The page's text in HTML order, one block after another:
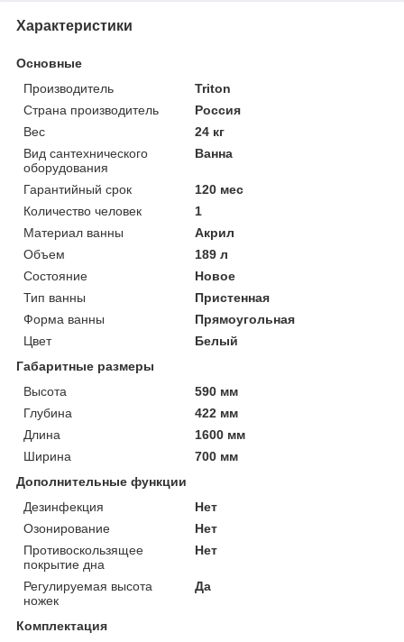
Характеристики
Основные
Производитель
Triton
Страна производитель
Россия
Вес
24 кг
Вид сантехнического
оборудования
Ванна
Гарантийный срок
120 мес
Количество человек
1
Материал ванны
Акрил
Объем
189 л
Состояние
Новое
Тип ванны
Пристенная
Форма ванны
Прямоугольная
Цвет
Белый
Габаритные размеры
Высота
590 мм
Глубина
422 мм
Длина
1600 мм
Ширина
700 мм
Дополнительные функции
Дезинфекция
Нет
Озонирование
Нет
Противоскользящее
покрытие дна
Нет
Регулируемая высота
ножек
Да
Комплектация